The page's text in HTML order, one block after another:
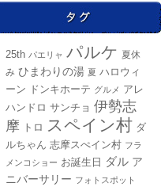
25th パエリャ パルケ 夏休
み ひまわりの湯 夏 ハロウィ
ーン ドンキホーテ グルメ アレ
ハンドロ サンチョ 伊勢志
摩
トロ スペイン村 ダ
ルちゃん 志摩スぺイン村 フラ
メンコショー お誕生日 ダル ア
ニバーサリー フォトスポット